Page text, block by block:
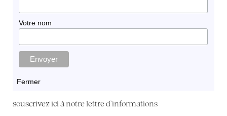
Votre nom
Fermer
souscrivez ici à notre lettre d'informations